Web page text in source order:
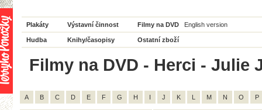
Plakáty Výstavní činnost Filmy na DVD English version
Hudba Knihy/časopisy Ostatní zboží
Filmy na DVD - Herci - Julie
A B C D E F G H I J K L M N O P